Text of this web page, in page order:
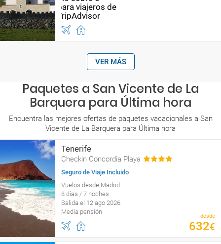
VER MÁS
Paquetes a San Vicente de La
Barquera para Última hora
Encuentra las mejores ofertas de paquetes vacacionales a San
Vicente de La Barquera para Última hora
Tenerife
Checkin Concordia Playa
Seguro de Viaje Incluido
Vuelos desde Madrid
8 días / 7 noches
Salida el 12 ago 2026
Media pensión
desde
632€